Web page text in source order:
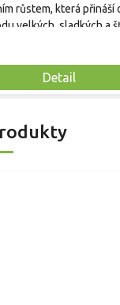
Detail
růstem, která přináší
velkých, sladkých a
tvoří elegantní
−25 °C a spolehlivá
pěstitele.